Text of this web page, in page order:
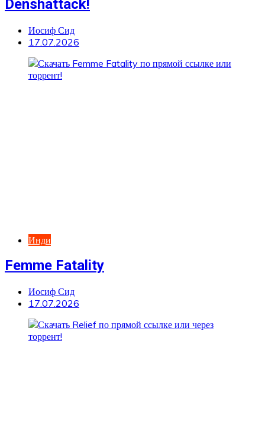
Denshattack!
Иосиф Сид
17.07.2026
Инди
Femme Fatality
Иосиф Сид
17.07.2026